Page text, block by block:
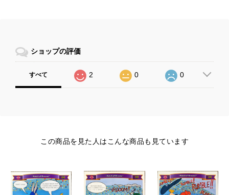
ショップの評価
すべて 2 0 0
この商品を見た人はこんな商品も見ています